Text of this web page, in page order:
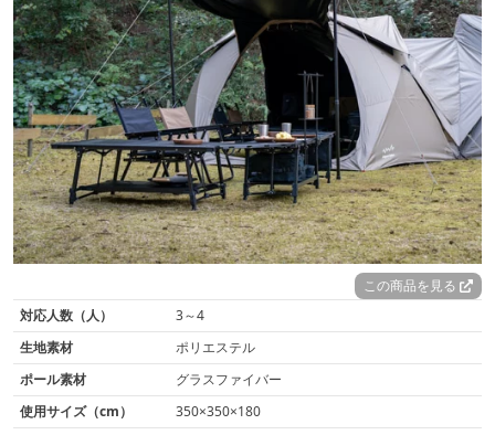
この商品を見る
対応人数（人）
3～4
生地素材
ポリエステル
ポール素材
グラスファイバー
使用サイズ（cm）
350×350×180